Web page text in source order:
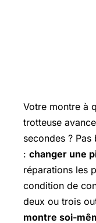
Votre montre à
trotteuse
secondes ?
: changer une
réparations les
condition de
deux ou trois
montre soi-